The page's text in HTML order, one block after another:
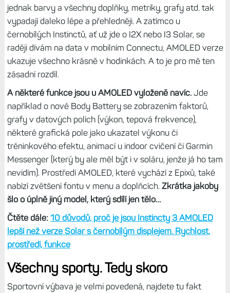
jednak barvy a všechny doplňky, metriky, grafy atd. tak
vypadají daleko lépe a přehledněji. A zatímco u
černobílých Instinctů, ať už jde o I2X nebo I3 Solar, se
raději dívám na data v mobilním Connectu, AMOLED verze
ukazuje všechno krásně v hodinkách. A to je pro mě ten
zásadní rozdíl.
A některé funkce jsou u AMOLED vyloženě navíc.Jde
například o nové Body Battery se zobrazením faktorů,
grafy v datových polích (výkon, tepová frekvence),
některé grafická pole jako ukazatel výkonu či
tréninkového efektu, animací u indoor cvičení či Garmin
Messenger (který by ale měl být i v soláru, jenže já ho tam
nevidím). Prostředí AMOLED, které vychází z Epixů, také
nabízí zvětšení fontu v menu a doplňcích. Zkrátka jakoby
šlo o úplně jiný model, který sdílí jen tělo…
Čtěte dále: 10 důvodů, proč je jsou Instincty 3 AMOLED
lepší než verze Solar s černobílým displejem. Rychlost,
prostředí, funkce
Všechny sporty. Tedy skoro
Sportovní výbava je velmi povedená, najdete tu fakt